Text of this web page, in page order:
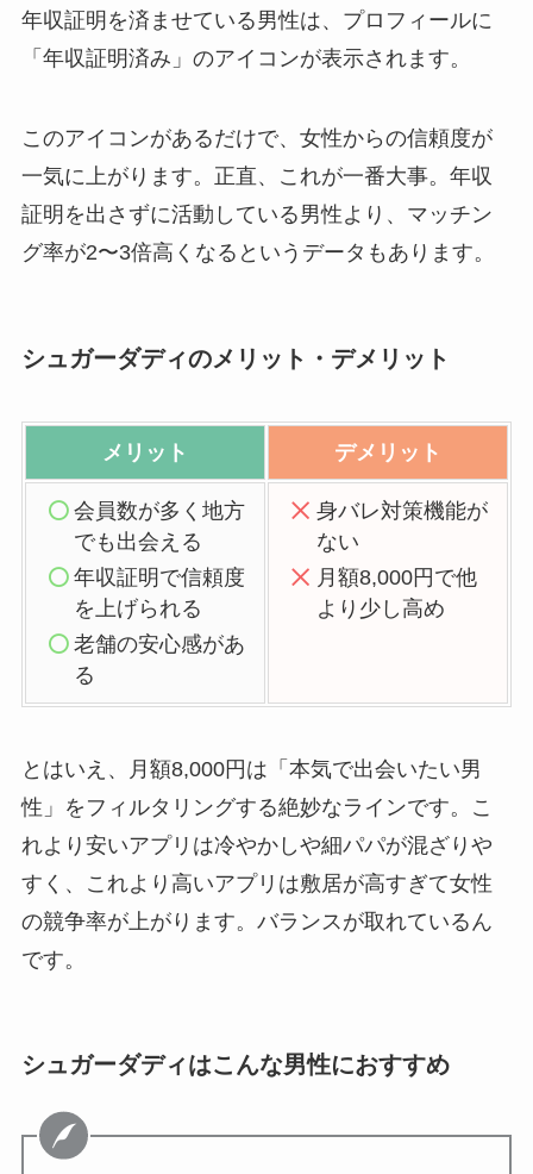
年収証明を済ませている男性は、プロフィールに
「年収証明済み」のアイコンが表示されます。
このアイコンがあるだけで、女性からの信頼度が
一気に上がります。正直、これが一番大事。年収
証明を出さずに活動している男性より、マッチン
グ率が2〜3倍高くなるというデータもあります。
シュガーダディのメリット・デメリット
メリット デメリット
会員数が多く地方
でも出会える
年収証明で信頼度
を上げられる
老舗の安心感があ
る
身バレ対策機能が
ない
月額8,000円で他
より少し高め
とはいえ、月額8,000円は「本気で出会いたい男
性」をフィルタリングする絶妙なラインです。こ
れより安いアプリは冷やかしや細パパが混ざりや
すく、これより高いアプリは敷居が高すぎて女性
の競争率が上がります。バランスが取れているん
です。
シュガーダディはこんな男性におすすめ